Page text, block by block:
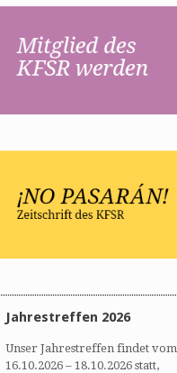
Jahrestreffen 2026
Unser Jahrestreffen findet vom
16.10.2026 – 18.10.2026 statt,